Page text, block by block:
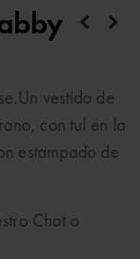
vestido de
con tul en la
estampado de
Chat o